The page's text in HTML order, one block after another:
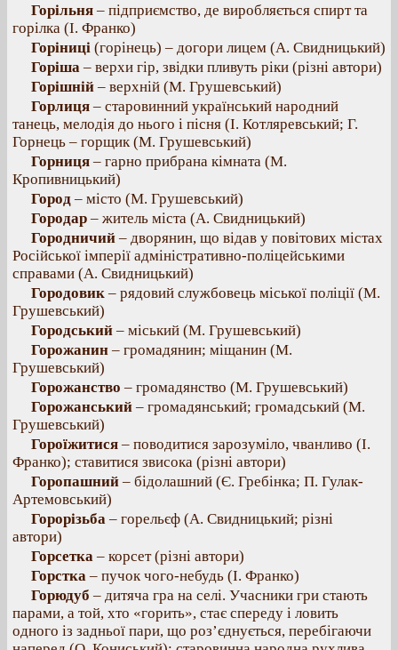
Горільня – підприємство, де виробляється спирт та
горілка (І. Франко)
Горіниці (горінець) – догори лицем (А. Свидницький)
Горіша – верхи гір, звідки пливуть ріки (різні автори)
Горішній – верхній (М. Грушевський)
Горлиця – старовинний український народний
танець, мелодія до нього і пісня (І. Котляревський; Г.
Горнець – горщик (М. Грушевський)
Горниця – гарно прибрана кімната (М.
Кропивницький)
Город – місто (М. Грушевський)
Городар – житель міста (А. Свидницький)
Городничий – дворянин, що відав у повітових містах
Російської імперії адміністративно-поліцейськими
справами (А. Свидницький)
Городовик – рядовий службовець міської поліції (М.
Грушевський)
Городський – міський (М. Грушевський)
Горожанин – громадянин; міщанин (М.
Грушевський)
Горожанство – громадянство (М. Грушевський)
Горожанський – громадянський; громадський (М.
Грушевський)
Гороїжитися – поводитися зарозуміло, чванливо (І.
Франко); ставитися звисока (різні автори)
Горопашний – бідолашний (Є. Гребінка; П. Гулак-
Артемовський)
Горорізьба – горельєф (А. Свидницький; різні
автори)
Горсетка – корсет (різні автори)
Горстка – пучок чого-небудь (І. Франко)
Горюдуб – дитяча гра на селі. Учасники гри стають
парами, а той, хто «горить», стає спереду і ловить
одного із задньої пари, що роз’єднується, перебігаючи